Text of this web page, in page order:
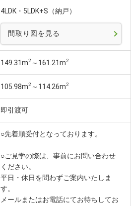
4LDK・5LDK+S（納戸）
間取り図を見る
149.31m2 ～161.21m2
105.98m2 ～114.26m2
即引渡可
○先着順受付となっております。
○ご見学の際は、事前にお問い合わせ
ください。
平日・休日を問わずご案内いたしま
す。
メールまたはお電話にてお待ちしてお